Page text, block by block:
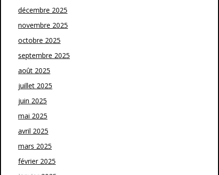
décembre 2025
novembre 2025
octobre 2025
septembre 2025
août 2025
juillet 2025
juin 2025
mai 2025
avril 2025
mars 2025
février 2025